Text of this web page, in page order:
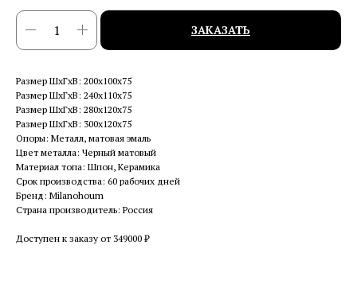
ЗАКАЗАТЬ
Размер ШхГхВ: 200x100x75
Размер ШхГхВ: 240x110x75
Размер ШхГхВ: 280x120x75
Размер ШхГхВ: 300x120x75
Опоры: Металл, матовая эмаль
Цвет металла: Черный матовый
Материал топа: Шпон, Керамика
Срок производства: 60 рабочих дней
Бренд: Milanohoum
Страна производитель: Россия
Доступен к заказу от 349000 ₽